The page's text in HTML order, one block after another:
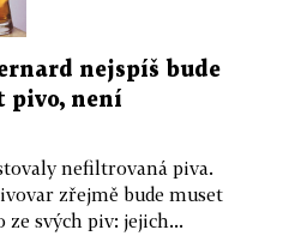
nejspíš bude
pivo, není
nefiltrovaná piva.
zřejmě bude muset
svých piv: jejich...